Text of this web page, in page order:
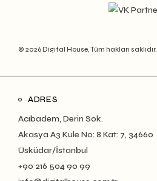
© 2026 Digital House, Tüm hakları saklıdır.
ADRES
Acıbadem, Derin Sok.
Akasya A3 Kule No: 8 Kat: 7, 34660
Üsküdar/İstanbul
+90 216 504 90 99